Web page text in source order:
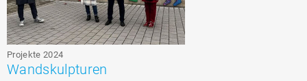
Projekte 2024
Wandskulpturen